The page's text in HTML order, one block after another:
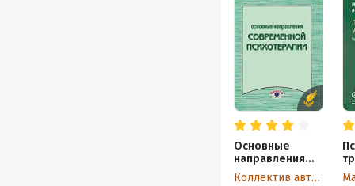
Основные
направления
современной
Коллектив авторов